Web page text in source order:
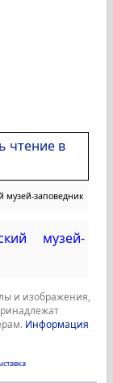
чтение в
музей-заповедник
музей-
и изображения,
Информация